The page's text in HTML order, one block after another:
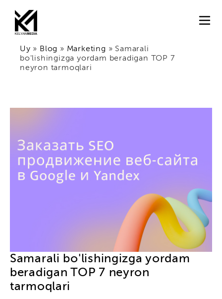
Uy » Blog » Marketing » Samarali
bo'lishingizga yordam beradigan TOP 7
neyron tarmoqlari
Samarali bo'lishingizga yordam
beradigan TOP 7 neyron
tarmoqlari